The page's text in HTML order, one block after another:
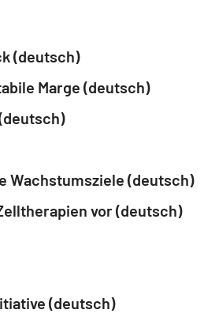
(deutsch)
Marge (deutsch)
Wachstumsziele (deutsch)
vor (deutsch)
(deutsch)